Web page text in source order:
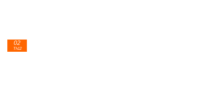
02
Th12